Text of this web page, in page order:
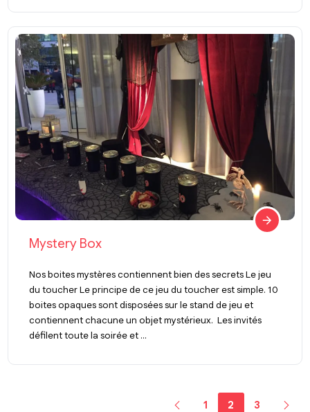
Mystery Box
Nos boites mystères contiennent bien des secrets Le jeu
du toucher Le principe de ce jeu du toucher est simple. 10
boites opaques sont disposées sur le stand de jeu et
contiennent chacune un objet mystérieux. Les invités
défilent toute la soirée et ...
1 2 3